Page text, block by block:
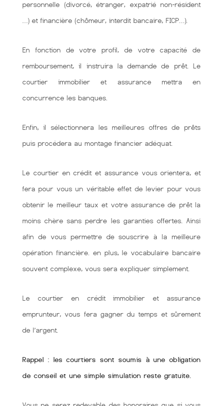
personnelle (divorcé, étranger, expatrié non-résident
…) et financière (chômeur, interdit bancaire, FICP…).
En fonction de votre profil, de votre capacité de
remboursement, il instruira la demande de prêt. Le
courtier immobilier et assurance mettra en
concurrence les banques.
Enfin, il sélectionnera les meilleures offres de prêts
puis procédera au montage financier adéquat.
Le courtier en crédit et assurance vous orientera, et
fera pour vous un véritable effet de levier pour vous
obtenir le meilleur taux et votre assurance de prêt la
moins chère sans perdre les garanties offertes. Ainsi
afin de vous permettre de souscrire à la meilleure
opération financière. en plus, le vocabulaire bancaire
souvent complexe, vous sera expliquer simplement.
Le courtier en crédit immobilier et assurance
emprunteur, vous fera gagner du temps et sûrement
de l’argent.
Rappel : les courtiers sont soumis à une obligation
de conseil et une simple simulation reste gratuite.